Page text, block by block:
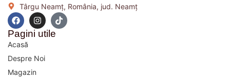
Târgu Neamț, România, jud. Neamț
F
a
c
e
b
o
o
k
I
n
s
t
g
T
i
k
Pagini utile
Acasă
Despre Noi
Magazin